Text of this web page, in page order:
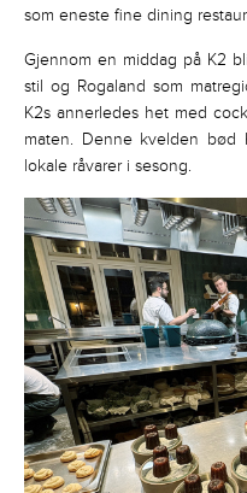
som eneste fine dining
Gjennom en middag på K2
stil og Rogaland som
K2s annerledes het med
maten. Denne kvelden
lokale råvarer i sesong.